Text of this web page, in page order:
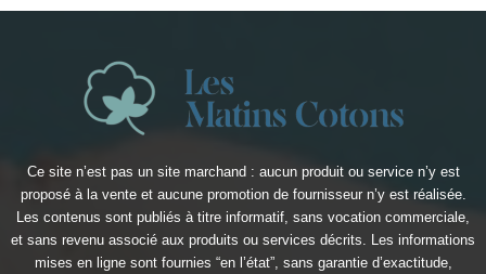
Ce site n’est pas un site marchand : aucun produit ou service n’y est
proposé à la vente et aucune promotion de fournisseur n’y est réalisée.
Les contenus sont publiés à titre informatif, sans vocation commerciale,
et sans revenu associé aux produits ou services décrits. Les informations
mises en ligne sont fournies “en l’état”, sans garantie d’exactitude,